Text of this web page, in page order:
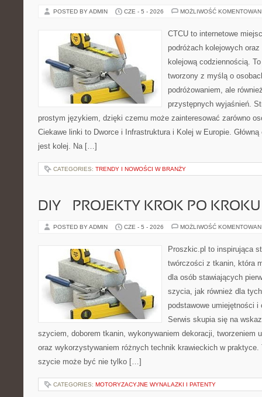
POSTED BY ADMIN CZE - 5 - 2026 MOŻLIWOŚĆ
CTCU to internetowe
podróżach kolejowych
kolejową codziennością.
tworzony z myślą o
podróżowaniem, ale
przystępnych wyjaśnień.
prostym językiem, dzięki czemu może zainteresować zarówno
Ciekawe linki to Dworce i Infrastruktura i Kolej w Europie.
jest kolej. Na […]
CATEGORIES: TRENDY I NOWOŚCI W BRANŻY
DIY – PROJEKTY KROK PO KROKU
POSTED BY ADMIN CZE - 5 - 2026 MOŻLIWOŚĆ
Proszkic.pl to inspirująca
twórczości z tkanin, która
dla osób stawiających
szycia, jak również dla
podstawowe umiejętności
Serwis skupia się na
szyciem, doborem tkanin, wykonywaniem dekoracji, tworzeniem
oraz wykorzystywaniem różnych technik krawieckich w
szycie może być nie tylko […]
CATEGORIES: MOTORYZACYJNE WYNALAZKI I PATENTY